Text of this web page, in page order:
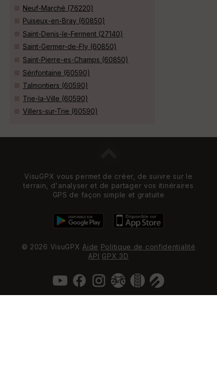
Neuf-Marché (76220)
Puiseux-en-Bray (60850)
Saint-Denis-le-Ferment (27140)
Saint-Germer-de-Fly (60850)
Saint-Pierre-es-Champs (60850)
Sérifontaine (60590)
Talmontiers (60590)
Trie-la-Ville (60590)
Villers-sur-Trie (60590)
VisuGPX vous permet de créer, de suivre sur le
terrain, d'analyser et de partager vos itinéraires
GPS de façon simple et gratuite
© 2026 VisuGPXAide Politique de confidentialité
API GPX 3D